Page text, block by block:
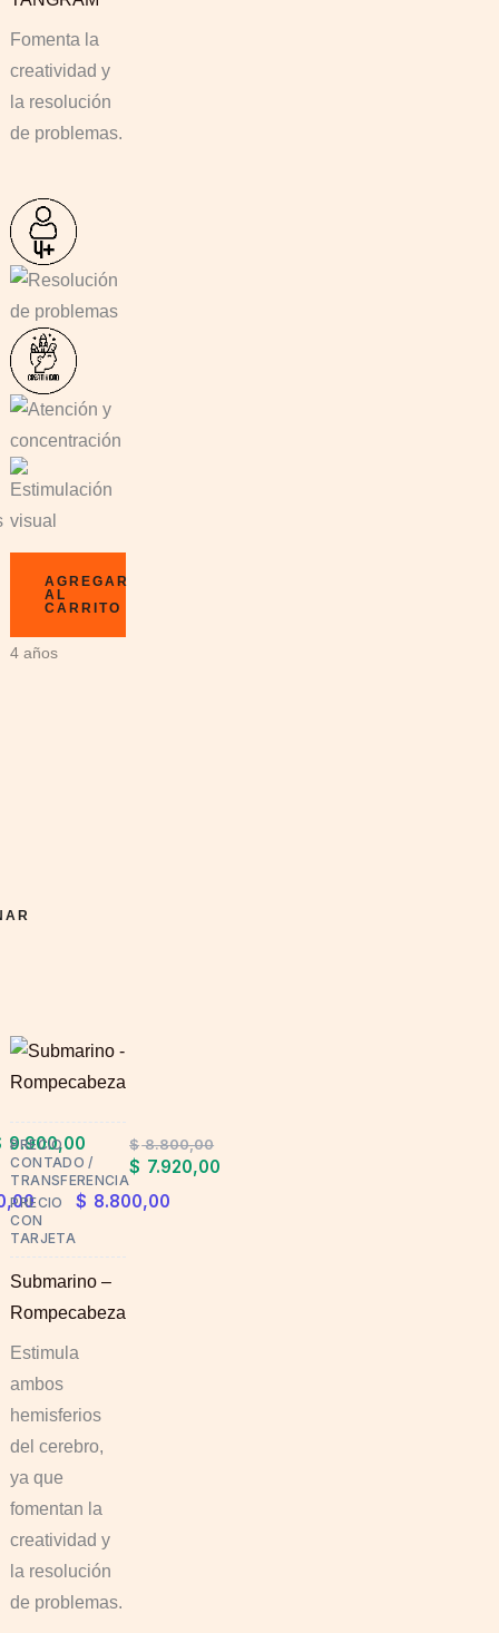
Fomenta la
creatividad y
la resolución
de problemas.
AGREGAR
AL
CARRITO
4 años
9.900,00
PRECIO
CONTADO /
TRANSFERENCIA
$8.800,00
$ 7.920,00
PRECIO
CON
TARJETA
$ 8.800,00
Submarino –
Rompecabeza
Estimula
ambos
hemisferios
del cerebro,
ya que
fomentan la
creatividad y
la resolución
de problemas.